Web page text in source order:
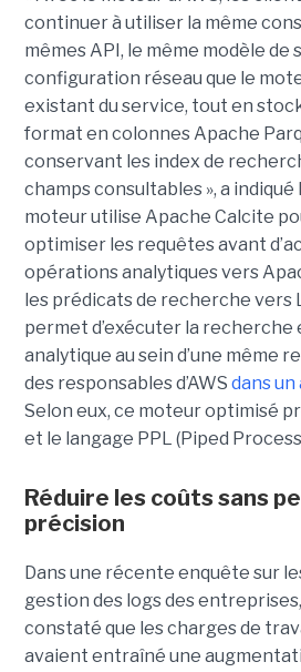
continuer à utiliser la même
mêmes API, le même modèle de
configuration réseau que le
existant du service, tout en
format en colonnes Apache
conservant les index de
champs consultables », a indiqué
moteur utilise Apache Calcite
optimiser les requêtes avant
opérations analytiques vers
les prédicats de recherche vers
permet d’exécuter la recherche
analytique au sein d’une même
des responsables d’AWS dans
Selon eux, ce moteur optimisé
et le langage PPL (Piped
Réduire les coûts sans
précision
Dans une récente enquête sur
gestion des logs des
constaté que les charges de
avaient entraîné une